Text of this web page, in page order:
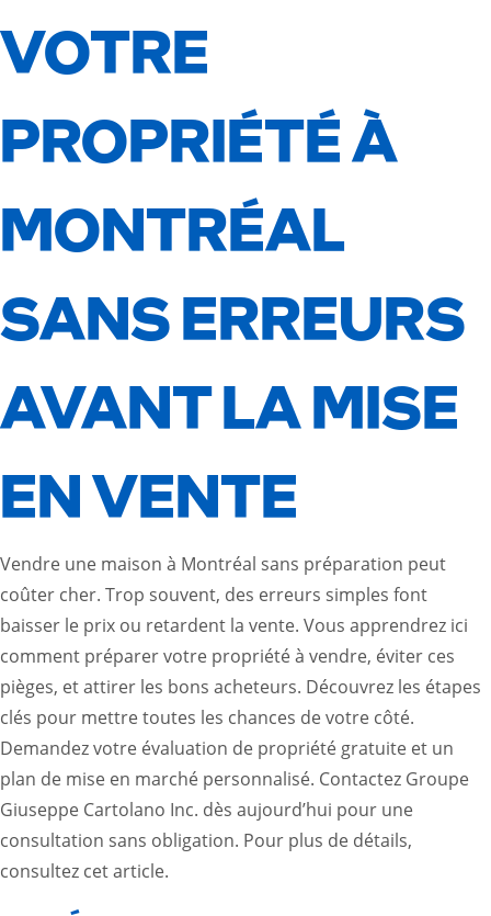
VOTRE
PROPRIÉTÉ À
MONTRÉAL
SANS ERREURS
AVANT LA MISE
EN VENTE
Vendre une maison à Montréal sans préparation peut
coûter cher. Trop souvent, des erreurs simples font
baisser le prix ou retardent la vente. Vous apprendrez ici
comment préparer votre propriété à vendre, éviter ces
pièges, et attirer les bons acheteurs. Découvrez les étapes
clés pour mettre toutes les chances de votre côté.
Demandez votre évaluation de propriété gratuite et un
plan de mise en marché personnalisé. Contactez Groupe
Giuseppe Cartolano Inc. dès aujourd’hui pour une
consultation sans obligation. Pour plus de détails,
consultez cetarticle.